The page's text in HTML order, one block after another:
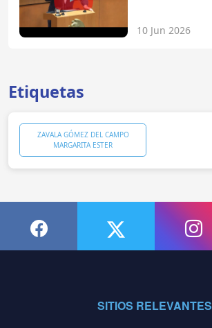
10 Jun 2026
Etiquetas
ZAVALA GÓMEZ DEL CAMPO
MARGARITA ESTER
SITIOS RELEVANTES